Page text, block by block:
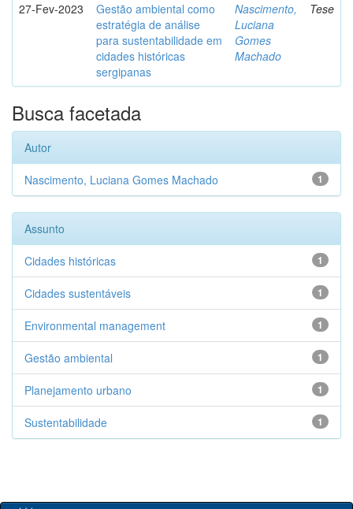
27-Fev-2023
Gestão ambiental como
estratégia de análise
para sustentabilidade em
cidades históricas
sergipanas
Nascimento,
Luciana
Gomes
Machado
Tese
Busca facetada
Autor
1
Nascimento, Luciana Gomes Machado
Assunto
1
Cidades históricas
1
Cidades sustentáveis
1
Environmental management
1
Gestão ambiental
1
Planejamento urbano
1
Sustentabilidade